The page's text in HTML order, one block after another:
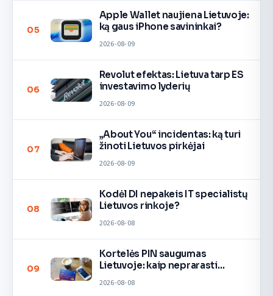
05
Apple Wallet naujiena Lietuvoje:
ką gaus iPhone savininkai?
2026-08-09
06
Revolut efektas: Lietuva tarp ES
investavimo lyderių
2026-08-09
07
„About You“ incidentas: ką turi
žinoti Lietuvos pirkėjai
2026-08-09
08
Kodėl DI nepakeis IT specialistų
Lietuvos rinkoje?
2026-08-08
09
Kortelės PIN saugumas
Lietuvoje: kaip neprarasti
2026-08-08